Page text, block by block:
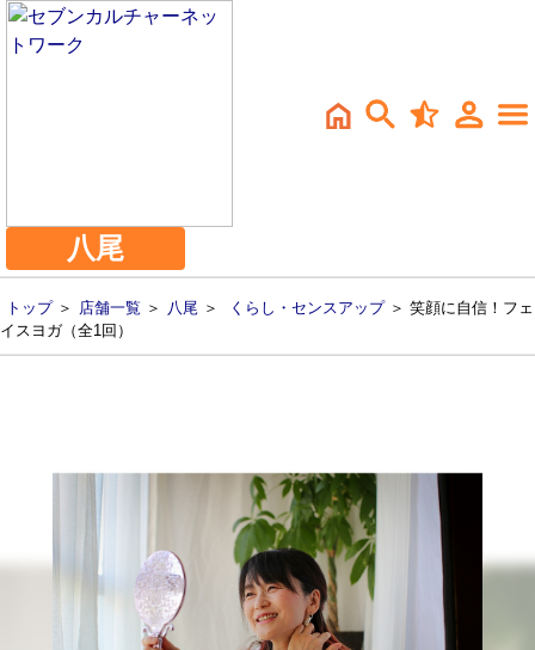
八尾
トップ＞ 店舗一覧 ＞ 八尾 ＞ くらし・センスアップ＞ 笑顔に自信！フェ
イスヨガ（全1回）